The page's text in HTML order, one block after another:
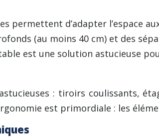
permettent d’adapter l’espace
(au moins 40 cm) et des
est une solution astucieuse
: tiroirs coulissants,
est primordiale : les